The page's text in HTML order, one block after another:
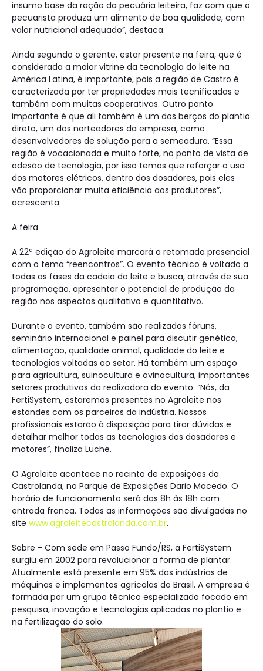
insumo base da ração da pecuária leiteira, faz com que o
pecuarista produza um alimento de boa qualidade, com
valor nutricional adequado”, destaca.
Ainda segundo o gerente, estar presente na feira, que é
considerada a maior vitrine da tecnologia do leite na
América Latina, é importante, pois a região de Castro é
caracterizada por ter propriedades mais tecnificadas e
também com muitas cooperativas. Outro ponto
importante é que ali também é um dos berços do plantio
direto, um dos norteadores da empresa, como
desenvolvedores de solução para a semeadura. “Essa
região é vocacionada e muito forte, no ponto de vista de
adesão de tecnologia, por isso temos que reforçar o uso
dos motores elétricos, dentro dos dosadores, pois eles
vão proporcionar muita eficiência aos produtores”,
acrescenta.
A feira
A 22ª edição do Agroleite marcará a retomada presencial
com o tema “reencontros”. O evento técnico é voltado a
todas as fases da cadeia do leite e busca, através de sua
programação, apresentar o potencial de produção da
região nos aspectos qualitativo e quantitativo.
Durante o evento, também são realizados fóruns,
seminário internacional e painel para discutir genética,
alimentação, qualidade animal, qualidade do leite e
tecnologias voltadas ao setor. Há também um espaço
para agricultura, suinocultura e ovinocultura, importantes
setores produtivos da realizadora do evento. “Nós, da
FertiSystem, estaremos presentes no Agroleite nos
estandes com os parceiros da indústria. Nossos
profissionais estarão à disposição para tirar dúvidas e
detalhar melhor todas as tecnologias dos dosadores e
motores”, finaliza Luche.
O Agroleite acontece no recinto de exposições da
Castrolanda, no Parque de Exposições Dario Macedo. O
horário de funcionamento será das 8h às 18h com
entrada franca. Todas as informações são divulgadas no
site www.agroleitecastrolanda.com.br.
Sobre - Com sede em Passo Fundo/RS, a FertiSystem
surgiu em 2002 para revolucionar a forma de plantar.
Atualmente está presente em 95% das indústrias de
máquinas e implementos agrícolas do Brasil. A empresa é
formada por um grupo técnico especializado focado em
pesquisa, inovação e tecnologias aplicadas no plantio e
na fertilização do solo.